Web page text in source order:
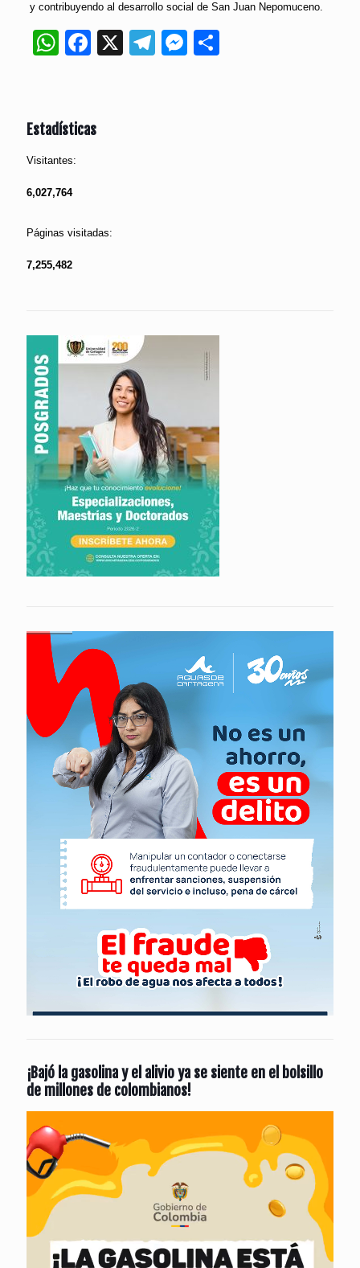
y contribuyendo al desarrollo social de San Juan Nepomuceno.
WhatsApp
Facebook
X Telegram
Messenger
Estadísticas
Visitantes:
6,027,764
Páginas visitadas:
7,255,482
¡Bajó la gasolina y el alivio ya se siente en el bolsillo
de millones de colombianos!
de
vídeo